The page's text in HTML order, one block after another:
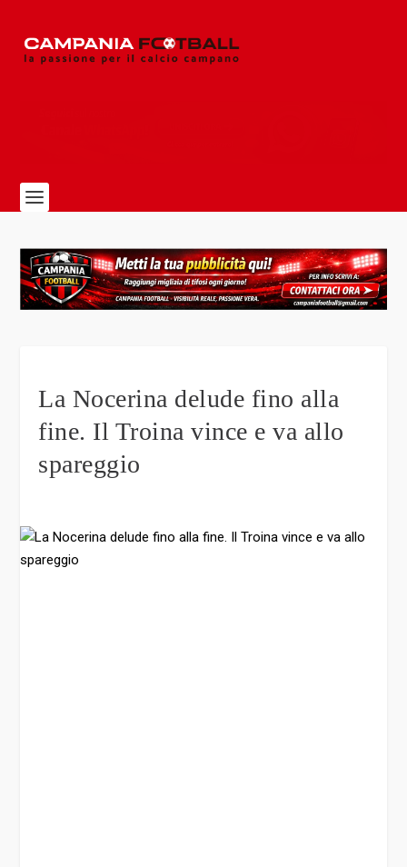
La Nocerina delude fino alla
fine. Il Troina vince e va allo
spareggio